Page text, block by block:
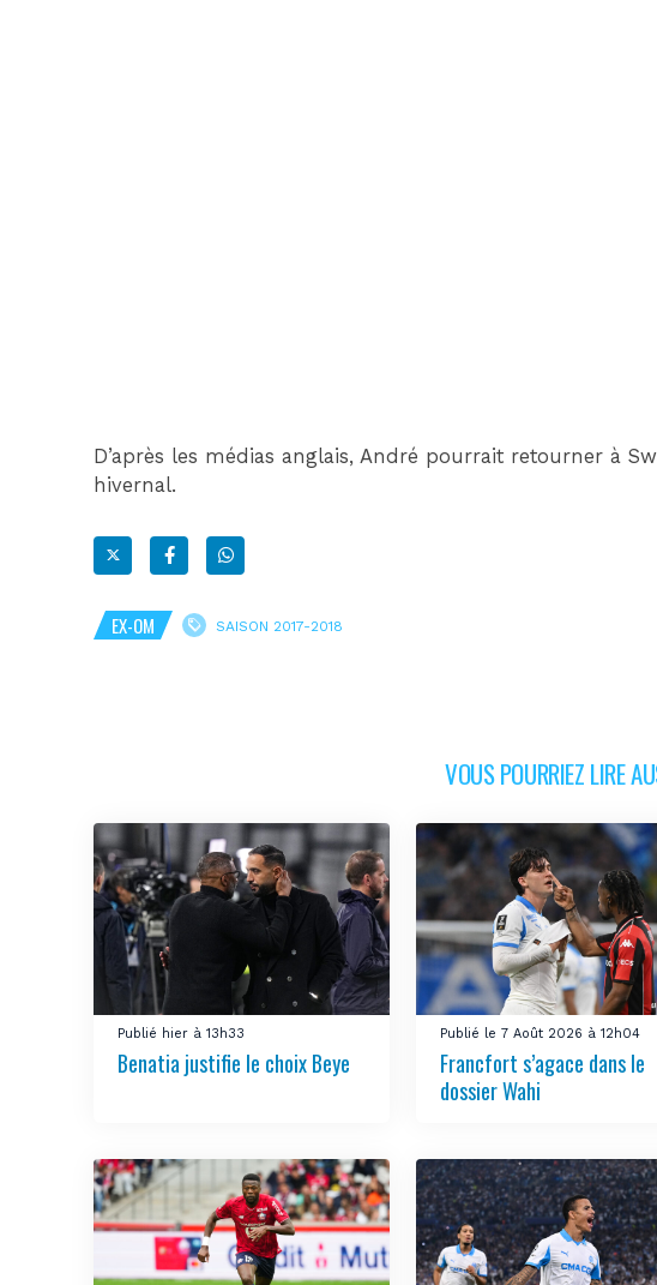
D’après les médias anglais, André pourrait retourner à
hivernal.
EX-OM SAISON 2017-2018
VOUS POURRIEZ LIRE
Publié hier à 13h33
Benatia justifie le choix Beye
Publié le 7 Août 2026 à 12h04
Francfort s’agace dans le
dossier Wahi